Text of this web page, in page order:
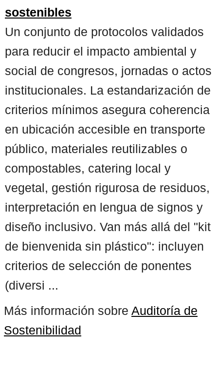
sostenibles
Un conjunto de protocolos validados
para reducir el impacto ambiental y
social de congresos, jornadas o actos
institucionales. La estandarización de
criterios mínimos asegura coherencia
en ubicación accesible en transporte
público, materiales reutilizables o
compostables, catering local y
vegetal, gestión rigurosa de residuos,
interpretación en lengua de signos y
diseño inclusivo. Van más allá del "kit
de bienvenida sin plástico": incluyen
criterios de selección de ponentes
(diversi ...
Más información sobre Auditoría de
Sostenibilidad